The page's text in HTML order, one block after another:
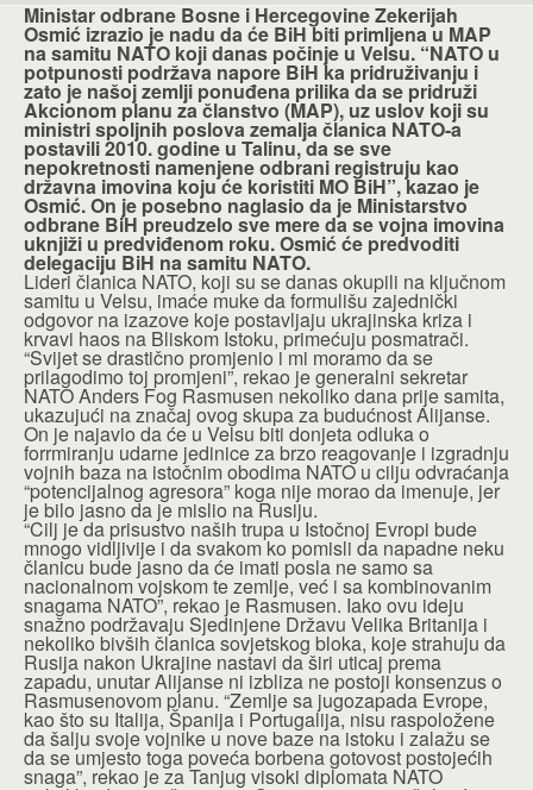
Ministar odbrane Bosne i Hercegovine Zekerijah
Osmić izrazio je nadu da će BiH biti primljena u MAP
na samitu NATO koji danas počinje u Velsu. “NATO u
potpunosti podržava napore BiH ka pridruživanju i
zato je našoj zemlji ponuđena prilika da se pridruži
Akcionom planu za članstvo (MAP), uz uslov koji su
ministri spoljnih poslova zemalja članica NATO-a
postavili 2010. godine u Talinu, da se sve
nepokretnosti namenjene odbrani registruju kao
državna imovina koju će koristiti MO BiH”, kazao je
Osmić. On je posebno naglasio da je Ministarstvo
odbrane BiH preudzelo sve mere da se vojna imovina
uknjiži u predviđenom roku. Osmić će predvoditi
delegaciju BiH na samitu NATO.
Lideri članica NATO, koji su se danas okupili na ključnom
samitu u Velsu, imaće muke da formulišu zajednički
odgovor na izazove koje postavljaju ukrajinska kriza i
krvavi haos na Bliskom Istoku, primećuju posmatrači.
“Svijet se drastično promjenio i mi moramo da se
prilagodimo toj promjeni”, rekao je generalni sekretar
NATO Anders Fog Rasmusen nekoliko dana prije samita,
ukazujući na značaj ovog skupa za budućnost Alijanse.
On je najavio da će u Velsu biti donjeta odluka o
forrmiranju udarne jedinice za brzo reagovanje i izgradnju
vojnih baza na istočnim obodima NATO u cilju odvraćanja
“potencijalnog agresora” koga nije morao da imenuje, jer
je bilo jasno da je mislio na Rusiju.
“Cilj je da prisustvo naših trupa u Istočnoj Evropi bude
mnogo vidljivije i da svakom ko pomisli da napadne neku
članicu bude jasno da će imati posla ne samo sa
nacionalnom vojskom te zemlje, već i sa kombinovanim
snagama NATO”, rekao je Rasmusen. Iako ovu ideju
snažno podržavaju Sjedinjene Državu Velika Britanija i
nekoliko bivših članica sovjetskog bloka, koje strahuju da
Rusija nakon Ukrajine nastavi da širi uticaj prema
zapadu, unutar Alijanse ni izbliza ne postoji konsenzus o
Rasmusenovom planu. “Zemlje sa jugozapada Evrope,
kao što su Italija, Španija i Portugalija, nisu raspoložene
da šalju svoje vojnike u nove baze na istoku i zalažu se
da se umjesto toga poveća borbena gotovost postojećih
snaga”, rekao je za Tanjug visoki diplomata NATO